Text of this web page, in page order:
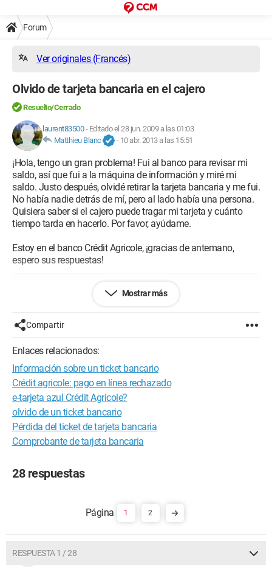
Forum
Ver originales (Francés)
Olvido de tarjeta bancaria en el cajero
Resuelto/Cerrado
laurent83500- Editado el 28 jun. 2009 a las 01:03
Matthieu Blanc
- 10 abr. 2013 a las 15:51
¡Hola, tengo un gran problema! Fui al banco para revisar mi
saldo, así que fui a la máquina de información y miré mi
saldo. Justo después, olvidé retirar la tarjeta bancaria y me fui.
No había nadie detrás de mí, pero al lado había una persona.
Quisiera saber si el cajero puede tragar mi tarjeta y cuánto
tiempo tarda en hacerlo. Por favor, ayúdame.
Estoy en el banco Crédit Agricole, ¡gracias de antemano,
espero sus respuestas!
1100Mhz 4X 1 Go
Mostrar más
Compartir
Enlaces relacionados:
Información sobre un ticket bancario
Crédit agricole: pago en línea rechazado
e-tarjeta azul Crédit Agricole?
olvido de un ticket bancario
Pérdida del ticket de tarjeta bancaria
Comprobante de tarjeta bancaria
28 respuestas
1 2
RESPUESTA 1 / 28